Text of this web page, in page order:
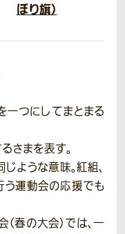
ぼり旗）
一つにしてまとまる
さまを表す。
ような意味。紅組、
運動会の応援でも
春の大会）では、一